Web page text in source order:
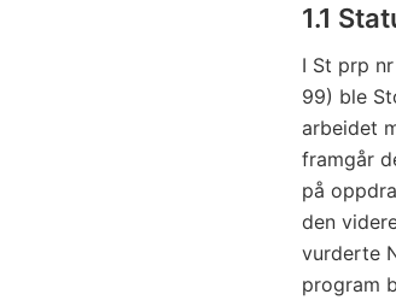
1.1
I St prp
99) ble
arbeidet
framgår
på
den
vurderte
program